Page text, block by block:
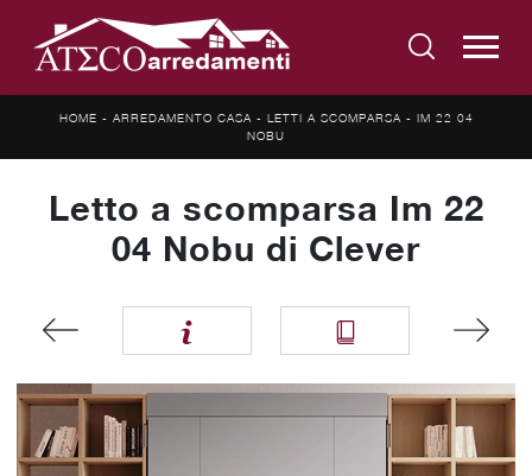
HOME - ARREDAMENTO CASA - LETTI A SCOMPARSA - IM 22 04
NOBU
Letto a scomparsa Im 22
04 Nobu di Clever